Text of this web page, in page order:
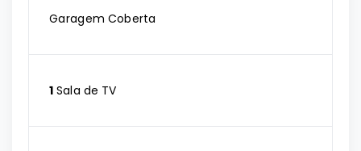
Garagem Coberta
1 Sala de TV